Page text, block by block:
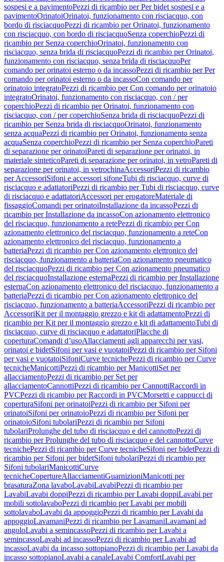
sospesi e a pavimentoPezzi di ricambio per Per bidet sospesi e a
pavimentoOrinatoiOrinatoi, funzionamento con risciacquo, con
bordo di risciacquoPezzi di ricambio per Orinatoi, funzionamento
con risciacquo, con bordo di risciacquoSenza coperchioPezzi di
ricambio per Senza coperchioOrinatoi, funzionamento con
risciacquo, senza brida di risciacquoPezzi di ricambio per Orinatoi,
funzionamento con risciacquo, senza brida di risciacquoPer
comando per orinatoi esterno o da incassoPezzi di ricambio per Per
comando per orinatoi esterno o da incassoCon comando per
orinatoio integratoPezzi di ricambio per Con comando per orinatoio
integratoOrinatoi, funzionamento con risciacquo, con / per
coperchioPezzi di ricambio per Orinatoi, funzionamento con
risciacquo, con / per coperchioSenza brida di risciacquoPezzi di
ricambio per Senza brida di risciacquoOrinatoi, funzionamento
senza acquaPezzi di ricambio per Orinatoi, funzionamento senza
acquaSenza coperchioPezzi di ricambio per Senza coperchioPareti
di separazione per orinatoiPareti di separazione per orinatoi, in
materiale sinteticoPareti di separazione per orinatoi, in vetroPareti di
separazione per orinatoi, in vetrochinaAccessoriPezzi di ricambio
per AccessoriSifoni e accessori sifoneTubi di risciacquo, curve di
risciacquo e adattatoriPezzi di ricambio per Tubi di risciacquo, curve
di risciacquo e adattatoriAccessori per erogatoreMateriale di
fissaggioComandi per orinatoiInstallazione da incassoPezzi di
ricambio per Installazione da incassoCon azionamento elettronico
del risciacquo, funzionamento a retePezzi di ricambio per Con
azionamento elettronico del risciacquo, funzionamento a reteCon
azionamento elettronico del risciacquo, funzionamento a
batteriaPezzi di ricambio per Con azionamento elettronico del
risciacquo, funzionamento a batteriaCon azionamento pneumatico
del risciacquoPezzi di ricambio per Con azionamento pneumatico
del risciacquoInstallazione esternaPezzi di ricambio per Installazione
esternaCon azionamento elettronico del risciacquo, funzionamento a
batteriaPezzi di ricambio per Con azionamento elettronico del
risciacquo, funzionamento a batteriaAccessoriPezzi di ricambio per
AccessoriKit per il montaggio grezzo e kit di adattamentoPezzi di
ricambio per Kit per il montaggio grezzo e kit di adattamentoTubi di
risciacquo, curve di risciacquo e adattatoriPlacche di
coperturaComandi d’usoAllacciamenti agli apparecchi per vasi,
orinatoi e bidetSifoni per vasi e vuotatoiPezzi di ricambio per Sifoni
per vasi e vuotatoiSifoniCurve tecnichePezzi di ricambio per Curve
tecnicheManicottiPezzi di ricambio per ManicottiSet per
allacciamentoPezzi di ricambio per Set per
allacciamentoCannottiPezzi di ricambio per CannottiRaccordi in
PVCPezzi di ricambio per Raccordi in PVCMorsetti e cappucci di
coperturaSifoni per orinatoiPezzi di ricambio per Sifoni per
orinatoiSifoni per orinatoioPezzi di ricambio per Sifoni per
orinatoioSifoni tubolariPezzi di ricambio per Sifoni
tubolariProlunghe del tubo di risciacquo e del cannottoPezzi di
ricambio per Prolunghe del tubo di risciacquo e del cannottoCurve
tecnichePezzi di ricambio per Curve tecnicheSifoni per bidetPezzi di
ricambio per Sifoni per bidetSifoni tubolariPezzi di ricambio per
Sifoni tubolariManicottiCurve
tecnicheCopertureAllacciamentiGuarnizioniManicotti per
brasaturaZona lavaboLavabiLavabiPezzi di ricambio per
LavabiLavabi doppiPezzi di ricambio per Lavabi doppiLavabi per
mobili sottolavaboPezzi di ricambio per Lavabi per mobili
sottolavaboLavabi da appoggioPezzi di ricambio per Lavabi da
appoggioLavamaniPezzi di ricambio per LavamaniLavamani ad
angoloLavabi a semincassoPezzi di ricambio per Lavabi a
semincassoLavabi ad incassoPezzi di ricambio per Lavabi ad
incassoLavabi da incasso sottopianoPezzi di ricambio per Lavabi da
incasso sottopianoLavabi a canaleLavabi ComfortLavabi per